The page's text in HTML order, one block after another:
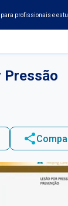
para profissionais e
Pressão